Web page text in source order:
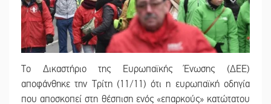
Το Δικαστήριο της Ευρωπαϊκής Ένωσης (ΔΕΕ)
αποφάνθηκε την Τρίτη (11/11) ότι η ευρωπαϊκή οδηγία
που αποσκοπεί στη θέσπιση ενός «επαρκούς» κατώτατου